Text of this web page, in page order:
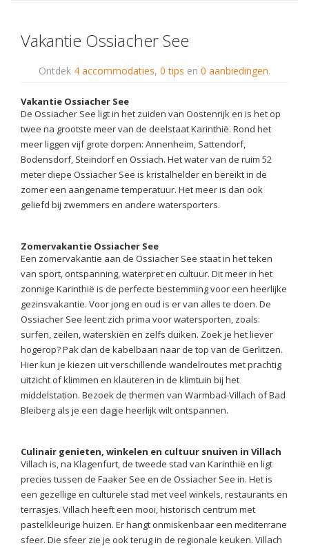
Vakantie Ossiacher See
Ontdek 4 accommodaties, 0 tips en 0 aanbiedingen.
Vakantie Ossiacher See
De Ossiacher See ligt in het zuiden van Oostenrijk en is het op
twee na grootste meer van de deelstaat Karinthië. Rond het
meer liggen vijf grote dorpen: Annenheim, Sattendorf,
Bodensdorf, Steindorf en Ossiach. Het water van de ruim 52
meter diepe Ossiacher See is kristalhelder en bereikt in de
zomer een aangename temperatuur. Het meer is dan ook
geliefd bij zwemmers en andere watersporters.
Zomervakantie Ossiacher See
Een zomervakantie aan de Ossiacher See staat in het teken
van sport, ontspanning, waterpret en cultuur. Dit meer in het
zonnige Karinthië is de perfecte bestemming voor een heerlijke
gezinsvakantie. Voor jong en oud is er van alles te doen. De
Ossiacher See leent zich prima voor watersporten, zoals:
surfen, zeilen, waterskiën en zelfs duiken. Zoek je het liever
hogerop? Pak dan de kabelbaan naar de top van de Gerlitzen.
Hier kun je kiezen uit verschillende wandelroutes met prachtig
uitzicht of klimmen en klauteren in de klimtuin bij het
middelstation. Bezoek de thermen van Warmbad-Villach of Bad
Bleiberg als je een dagje heerlijk wilt ontspannen.
Culinair genieten, winkelen en cultuur snuiven in Villach
Villach is, na Klagenfurt, de tweede stad van Karinthië en ligt
precies tussen de Faaker See en de Ossiacher See in. Het is
een gezellige en culturele stad met veel winkels, restaurants en
terrasjes. Villach heeft een mooi, historisch centrum met
pastelkleurige huizen. Er hangt onmiskenbaar een mediterrane
sfeer. Die sfeer zie je ook terug in de regionale keuken. Villach